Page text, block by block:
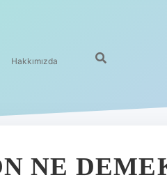
Hakkımızda
NE